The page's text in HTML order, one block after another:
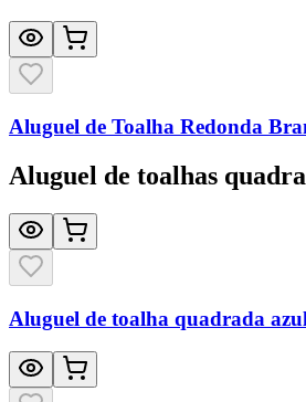
Aluguel de Toalha Redonda
Aluguel de toalhas
Aluguel de toalha quadrada azul